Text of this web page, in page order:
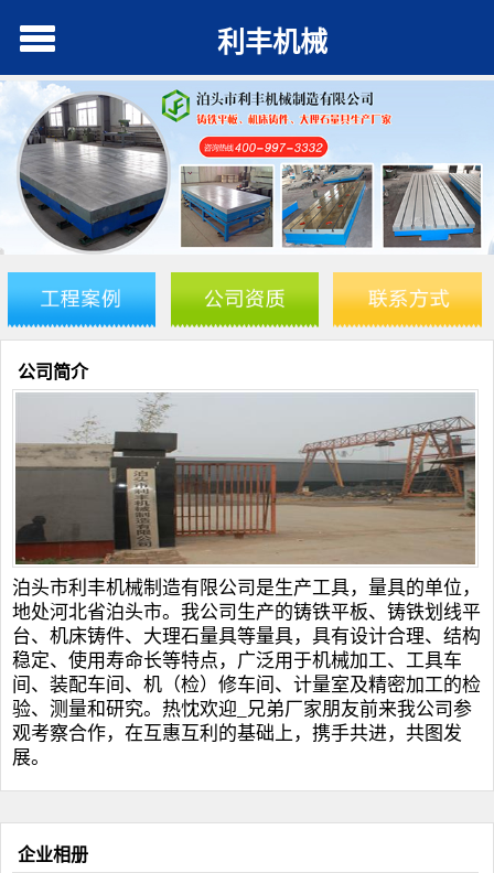
利丰机械
公司简介
泊头市利丰机械制造有限公司是生产工具，量具的单位，
地处河北省泊头市。我公司生产的铸铁平板、 铸铁划线平
台、 机床铸件、 大理石量具等量具，具有设计合理、结构
稳定、使用寿命长等特点，广泛用于机械加工、工具车
间、装配车间、机（检）修车间、计量室及精密加工的检
验、测量和研究。热忱欢迎_兄弟厂家朋友前来我公司参
观考察合作，在互惠互利的基础上，携手共进，共图发
展。
企业相册